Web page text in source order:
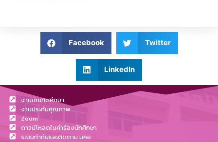
Facebook Twitter
LinkedIn
งานบัณฑิตศึกษา
งานประกันคุณภาพ
Zoom
ดาวน์โหลดใบคำร้องนักศึกษา
ระบบกำกับและติดตาม มคอ.